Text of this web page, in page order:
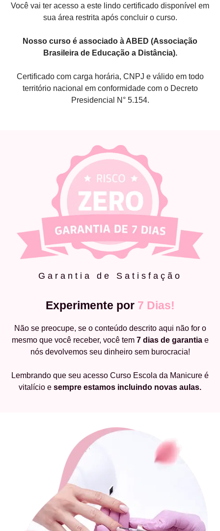
Você vai ter acesso a este lindo certificado disponível em
sua área restrita após concluir o curso.
Nosso curso é associado à ABED (Associação
Brasileira de Educação a Distância).
Certificado com carga horária, CNPJ e válido em todo
território nacional em conformidade com o Decreto
Presidencial N° 5.154.
Garantia de Satisfação
Experimente por 7 Dias!
Não se preocupe, se o conteúdo descrito aqui não for o
mesmo que você receber, você tem 7 dias de garantiae
nós devolvemos seu dinheiro sem burocracia!
Lembrando que seu acesso Curso Escola da Manicure é
vitalício e sempre estamos incluindo novas aulas.